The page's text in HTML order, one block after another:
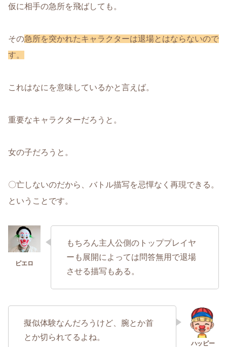
仮に相手の急所を飛ばしても。
その急所を突かれたキャラクターは退場とはならないので
す。
これはなにを意味しているかと言えば。
重要なキャラクターだろうと。
女の子だろうと。
〇亡しないのだから、バトル描写を忌憚なく再現できる。
ということです。
もちろん主人公側のトッププレイヤ
ーも展開によっては問答無用で退場
させる描写もある。
擬似体験なんだろうけど、腕とか首
とか切られてるよね。